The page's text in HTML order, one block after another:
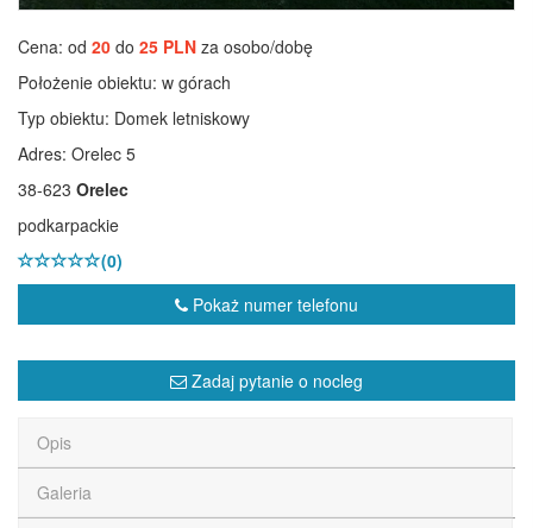
Cena: od 20 do 25 PLN za osobo/dobę
Położenie obiektu: w górach
Typ obiektu: Domek letniskowy
Adres: Orelec 5
38-623 Orelec
podkarpackie
(0)
Pokaż numer telefonu
Zadaj pytanie o nocleg
Opis
Galeria